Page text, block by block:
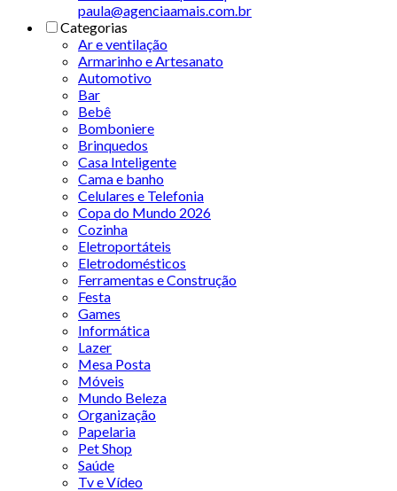
paula@agenciaamais.com.br
Categorias
Ar e ventilação
Armarinho e Artesanato
Automotivo
Bar
Bebê
Bomboniere
Brinquedos
Casa Inteligente
Cama e banho
Celulares e Telefonia
Copa do Mundo 2026
Cozinha
Eletroportáteis
Eletrodomésticos
Ferramentas e Construção
Festa
Games
Informática
Lazer
Mesa Posta
Móveis
Mundo Beleza
Organização
Papelaria
Pet Shop
Saúde
Tv e Vídeo